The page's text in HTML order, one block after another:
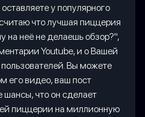
у популярного
что лучшая пиццерия
на неё не делаешь обзор?",
Youtube, и о Вашей
Вы можете
его видео, ваш пост
шансы, что он сделает
пиццерии на миллионную